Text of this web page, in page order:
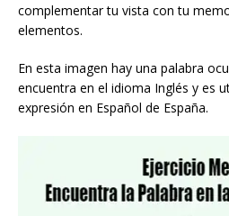
complementar tu vista con tu
elementos.
En esta imagen hay una palabra
encuentra en el idioma Inglés y es
expresión en Español de España.